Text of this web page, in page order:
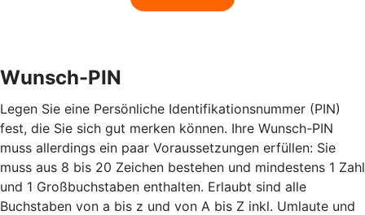
Wunsch-PIN
Legen Sie eine Persönliche Identifikationsnummer (PIN)
fest, die Sie sich gut merken können. Ihre Wunsch-PIN
muss allerdings ein paar Voraussetzungen erfüllen: Sie
muss aus 8 bis 20 Zeichen bestehen und mindestens 1 Zahl
und 1 Großbuchstaben enthalten. Erlaubt sind alle
Buchstaben von a bis z und von A bis Z inkl. Umlaute und